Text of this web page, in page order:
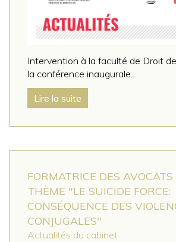
Intervention à la faculté de Droit
la conférence inaugurale...
Lire la suite
FORMATRICE DES
THÈME "LE SUICIDE FORCE:
CONSÉQUENCE DES
CONJUGALES"
Actualités du cabinet